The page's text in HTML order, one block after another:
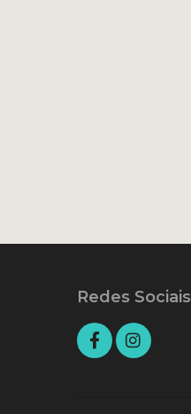
Redes Sociais